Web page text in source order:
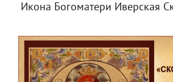
Икона Богоматери Иверская